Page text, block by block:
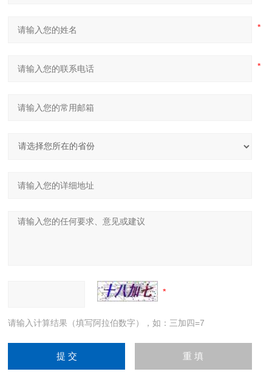
请输入计算结果（填写阿拉伯数字），如：三加四=7